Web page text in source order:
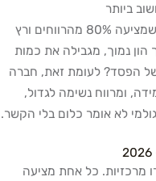
ביותר
טעות קלאסית. סוחר מתחיל רואה חברה שמציעה 80% מהרווחים ורץ
נמוך, מגבילה את כמות
הפסד? לעומת זאת, חברה
למידה, ומרווח נשימה לגדול,
לא אומר כלום בלי הקשר.
מרכזיות. כל אחת מציעה